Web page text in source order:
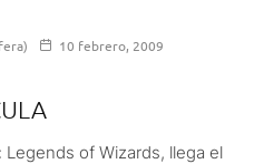
10 febrero, 2009
of Wizards, llega el